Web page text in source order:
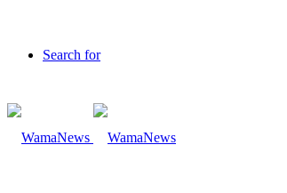
Search for